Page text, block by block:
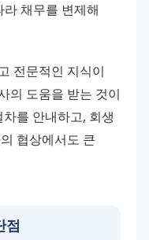
채무를 변제해
전문적인 지식이
의 도움을 받는 것이
를 안내하고, 회생
협상에서도 큰
점